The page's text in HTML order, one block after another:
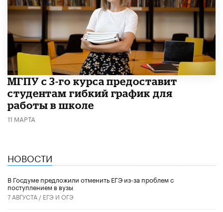
МГПУ с 3-го курса предоставит
студентам гибкий график для
работы в школе
11 МАРТА
НОВОСТИ
В Госдуме предложили отменить ЕГЭ из-за проблем с
поступлением в вузы
7 АВГУСТА / ЕГЭ И ОГЭ